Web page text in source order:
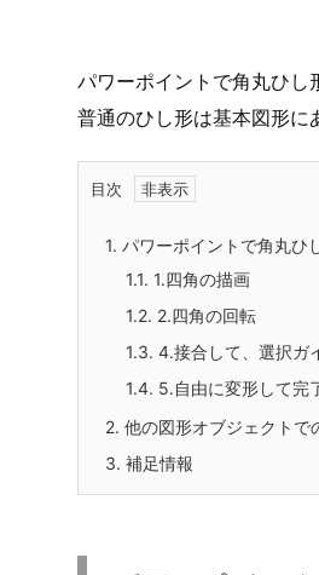
パワーポイントで角丸ひし
普通のひし形は基本図形